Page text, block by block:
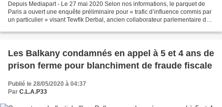
Depuis Mediapart - Le 27 mai 2020 Selon nos informations, le parquet de
Paris a ouvert une enquête préliminaire pour « trafic d’influence commis par
un particulier » visant Tewfik Derbal, ancien collaborateur parlementaire du
Les Balkany condamnés en appel à 5 et 4 ans de
prison ferme pour blanchiment de fraude fiscale
Publié le 28/05/2020 à 04:37
Par C.L.A.P33